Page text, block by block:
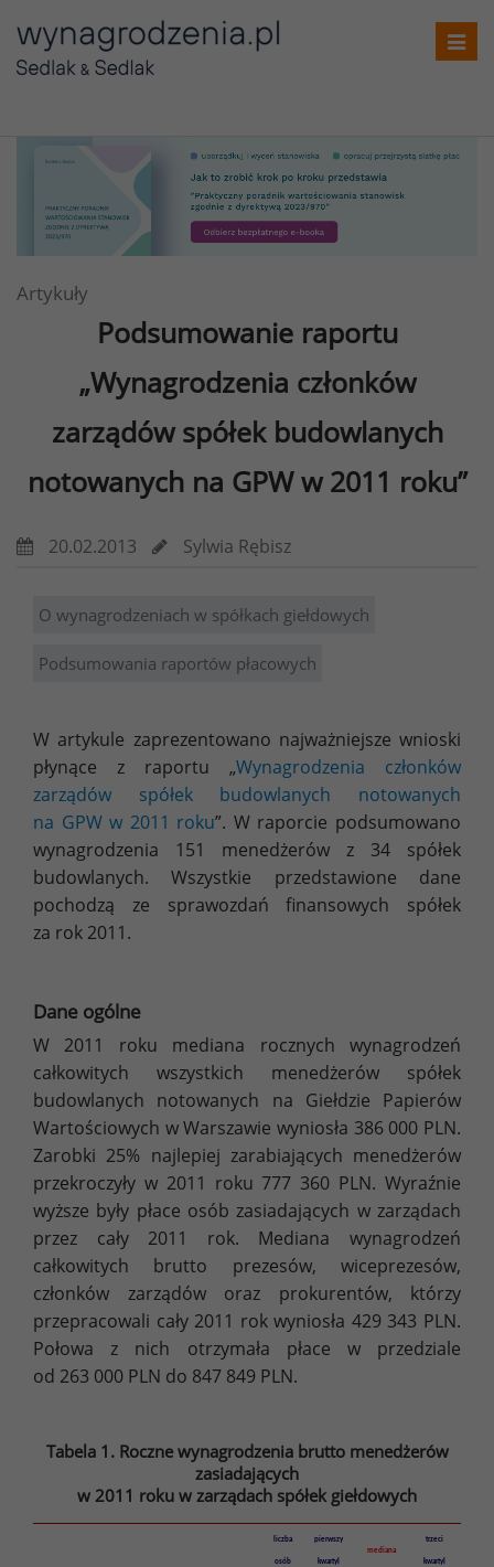
Artykuły
Podsumowanie raportu
„Wynagrodzenia członków
zarządów spółek budowlanych
notowanych na GPW w 2011 roku”
20.02.2013 Sylwia Rębisz
O wynagrodzeniach w spółkach giełdowych
Podsumowania raportów płacowych
W artykule zaprezentowano najważniejsze wnioski
płynące z raportu „Wynagrodzenia członków
zarządów spółek budowlanych notowanych
na GPW w 2011 roku”. W raporcie podsumowano
wynagrodzenia 151 menedżerów z 34 spółek
budowlanych. Wszystkie przedstawione dane
pochodzą ze sprawozdań finansowych spółek
za rok 2011.
Dane ogólne
W 2011 roku mediana rocznych wynagrodzeń
całkowitych wszystkich menedżerów spółek
budowlanych notowanych na Giełdzie Papierów
Wartościowych w Warszawie wyniosła 386 000 PLN.
Zarobki 25% najlepiej zarabiających menedżerów
przekroczyły w 2011 roku 777 360 PLN. Wyraźnie
wyższe były płace osób zasiadających w zarządach
przez cały 2011 rok. Mediana wynagrodzeń
całkowitych brutto prezesów, wiceprezesów,
członków zarządów oraz prokurentów, którzy
przepracowali cały 2011 rok wyniosła 429 343 PLN.
Połowa z nich otrzymała płace w przedziale
od 263 000 PLN do 847 849 PLN.
Tabela 1. Roczne wynagrodzenia brutto menedżerów
zasiadających
w 2011 roku w zarządach spółek giełdowych
liczba
osób
pierwszy
kwartyl
mediana
trzeci
kwartyl